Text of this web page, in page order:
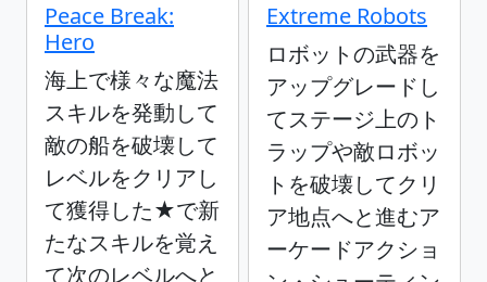
Peace Break:
Hero
海上で様々な魔法
スキルを発動して
敵の船を破壊して
レベルをクリアし
て獲得した★で新
たなスキルを覚え
て次のレベルへと
Extreme Robots
ロボットの武器を
アップグレードし
てステージ上のト
ラップや敵ロボッ
トを破壊してクリ
ア地点へと進むア
ーケードアクショ